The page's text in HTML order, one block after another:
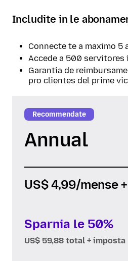
Includite in le
Connecte te a maximo 5
Accede a 500 servitores
Garantia de
pro clientes del prime
Recommendate
Annual
US$ 4,99/mense
Sparnia le 50%
US$ 59,88 total + imposta